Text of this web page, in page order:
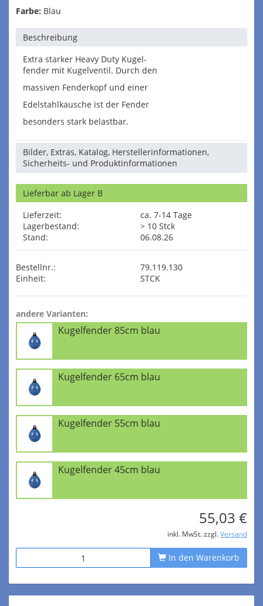
Farbe: Blau
Beschreibung
Extra starker Heavy Duty Kugel-
fender mit Kugelventil. Durch den
massiven Fenderkopf und einer
Edelstahlkausche ist der Fender
besonders stark belastbar.
Bilder, Extras, Katalog, Herstellerinformationen,
Sicherheits- und Produktinformationen
Lieferbar ab Lager B
Lieferzeit:
ca. 7-14 Tage
Lagerbestand:
> 10 Stck
Stand:
06.08.26
Bestellnr.:
79.119.130
Einheit:
STCK
andere Varianten:
Kugelfender 85cm blau
Kugelfender 65cm blau
Kugelfender 55cm blau
Kugelfender 45cm blau
55,03 €
inkl. MwSt. zzgl. Versand
In den Warenkorb